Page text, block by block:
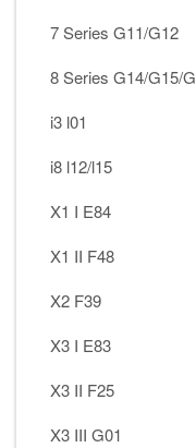
7 Series G11/G12
8 Series G14/G15/
i3 l01
i8 l12/l15
X1 I E84
X1 II F48
X2 F39
X3 I E83
X3 II F25
X3 III G01